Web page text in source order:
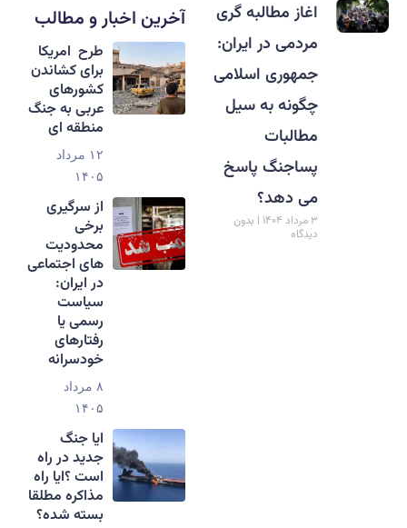
اغاز مطالبه گری
مردمی در ایران:
جمهوری اسلامی
چگونه به سیل
مطالبات
پساجنگ پاسخ
می دهد؟
۳ مرداد ۱۴۰۴
بدون
دیدگاه
آخرین اخبار و مطالب
طرح امریکا
برای کشاندن
کشورهای
عربی به جنگ
منطقه ای
۱۲ مرداد
۱۴۰۵
از سرگیری
برخی
محدودیت
های اجتماعی
در ایران:
سیاست
رسمی یا
رفتارهای
خودسرانه
۸ مرداد
۱۴۰۵
ایا جنگ
جدید در راه
است ؟ایا راه
مذاکره مطلقا
بسته شده؟